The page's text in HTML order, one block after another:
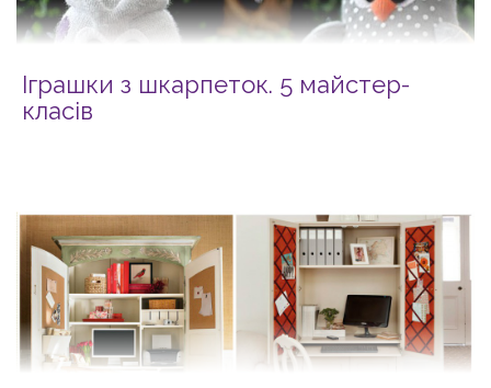
Іграшки з шкарпеток. 5 майстер-
класів